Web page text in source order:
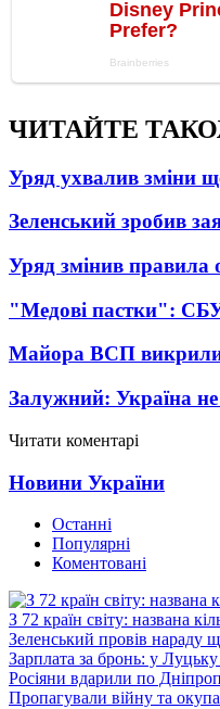
ЧИТАЙТЕ
Уряд ухвалив зміни
Зеленський зробив
Уряд змінив правила
"Медові пастки": СБУ
Майора ВСП викрили
Залужний: Україна
Читати коментарі
Новини України
Останні
Популярні
Коментовані
З 72 країн світу: названа
Зеленський провів нараду
Зарплата за бронь: у
Росіяни вдарили по
Пропагували війну та